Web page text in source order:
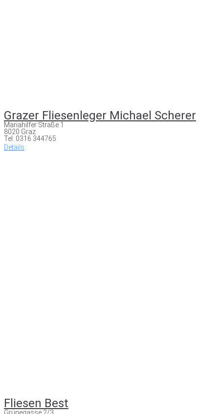
Grazer Fliesenleger Michael Scherer
Mariahilfer Straße 1
8020 Graz
Tel: 0316 344765
Details
Fliesen Best